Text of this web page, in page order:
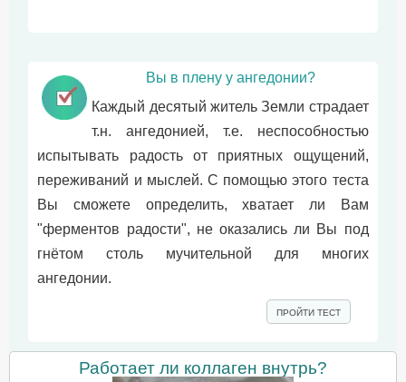
Вы в плену у ангедонии?
Каждый десятый житель Земли страдает
т.н. ангедонией, т.е. неспособностью
испытывать радость от приятных ощущений,
переживаний и мыслей. С помощью этого теста
Вы сможете определить, хватает ли Вам
"ферментов радости", не оказались ли Вы под
гнётом столь мучительной для многих
ангедонии.
ПРОЙТИ ТЕСТ
Работает ли коллаген внутрь?